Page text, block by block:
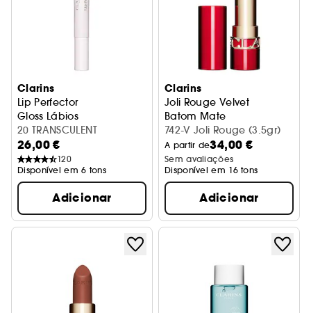
Clarins
Lip Perfector
Gloss Lábios
20 TRANSCULENT
26,00 €
120
Disponível em 6 tons
Adicionar
Clarins
Joli Rouge Velvet
Batom Mate
742-V Joli Rouge (3.5gr)
A partir de34,00 €
Sem avaliações
Disponível em 16 tons
Adicionar